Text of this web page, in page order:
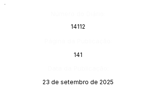
14112
141
23 de setembro de 2025